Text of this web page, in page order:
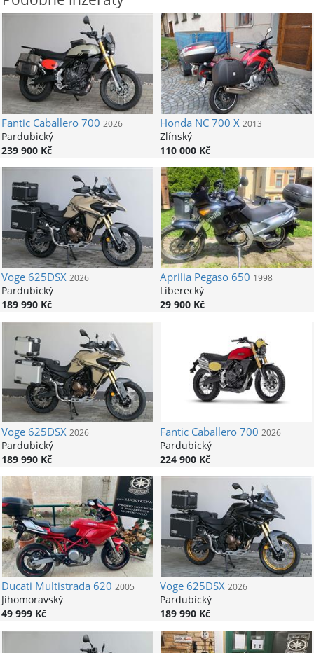
FanticCaballero 700 2026
Pardubický
239 900 Kč
HondaNC 700 X 2013
Zlínský
110 000 Kč
Voge625DSX 2026
Pardubický
189 990 Kč
ApriliaPegaso 650 1998
Liberecký
29 900 Kč
Voge625DSX 2026
Pardubický
189 990 Kč
FanticCaballero 700 2026
Pardubický
224 900 Kč
Ducati Multistrada 620 2005
Jihomoravský
49 999 Kč
Voge625DSX 2026
Pardubický
189 990 Kč